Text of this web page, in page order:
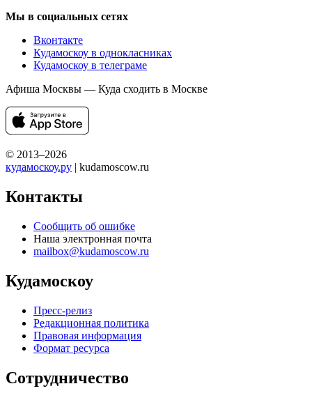
Мы в социальных сетях
Вконтакте
Кудамоскоу в однокласниках
Кудамоскоу в телеграме
Афиша Москвы — Куда сходить в Москве
© 2013–2026
кудамоскоу.ру | kudamoscow.ru
Контакты
Сообщить об ошибке
Наша электронная почта
mailbox@kudamoscow.ru
Кудамоскоу
Пресс-релиз
Редакционная политика
Правовая информация
Формат ресурса
Сотрудничество